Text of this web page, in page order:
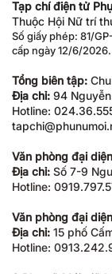
Tạp chí điện tử
Thuộc Hội Nữ trí
Số giấy phép: 81/
cấp ngày 12/6/2026.
Tổng biên tập:
Địa chỉ: 94
Hotline:
Văn phòng đại
Địa chỉ: Số 7-9
Hotline:
Văn phòng đại
Địa chỉ: 15 phố
Hotline: